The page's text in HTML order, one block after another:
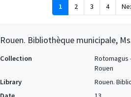
1 2 3 4
Rouen. Bibliothèque municipale,
Collection
Rotomagus
Rouen
Library
Rouen.